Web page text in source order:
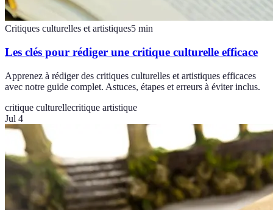
Critiques culturelles et artistiques5 min
Les clés pour rédiger une critique culturelle efficace
Apprenez à rédiger des critiques culturelles et artistiques efficaces
avec notre guide complet. Astuces, étapes et erreurs à éviter inclus.
critique culturellecritique artistique
Jul 4